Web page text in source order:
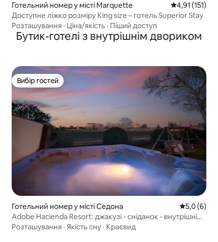
Готельний номер у місті Marquette Середня
4,91 (151)
Доступне ліжко розміру King size – готель Superior Stay
Розташування · Ціна/якість · Піший доступ
Бутик-готелі з внутрішнім двориком
Вибір гостей
Вибір гостей
Готельний номер у місті Седона Середня
5,0 (6)
Adobe Hacienda Resort: джакузі - сніданок - внутрішній
дворик
Розташування · Якість сну · Краєвид